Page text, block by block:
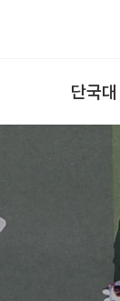
단국